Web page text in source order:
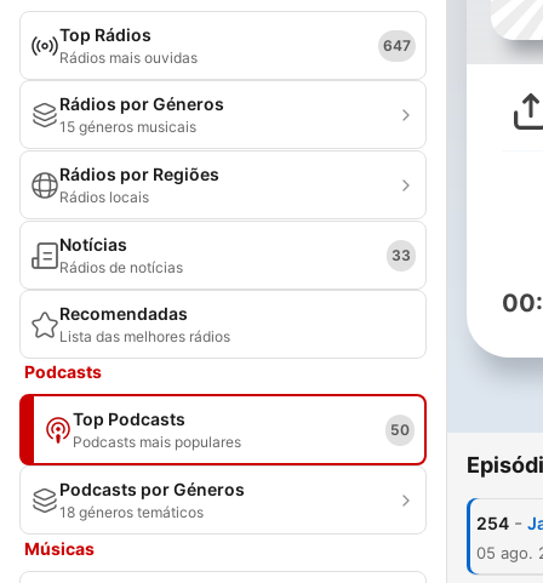
Top Rádios
Rádios mais ouvidas
647
Rádios por Géneros
15 géneros musicais
Rádios por Regiões
Rádios locais
Notícias
Rádios de notícias
33
Recomendadas
Lista das melhores rádios
Podcasts
Top Podcasts
Podcasts mais populares
50
Podcasts por Géneros
18 géneros temáticos
Músicas
254 -
05 ago.